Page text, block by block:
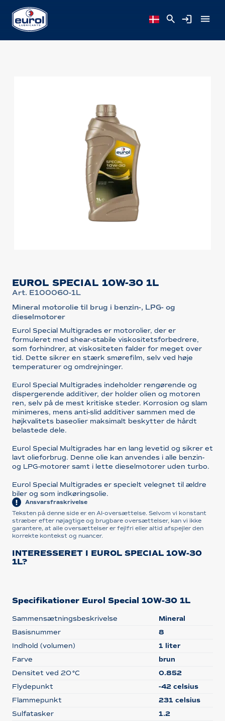
EUROL SPECIAL 10W-30 1L
Art. E100060-1L
Mineral motorolie til brug i benzin-, LPG- og
dieselmotorer
Eurol Special Multigrades er motorolier, der er
formuleret med shear-stabile viskositetsforbedrere,
som forhindrer, at viskositeten falder for meget over
tid. Dette sikrer en stærk smørefilm, selv ved høje
temperaturer og omdrejninger.
Eurol Special Multigrades indeholder rengørende og
dispergerende additiver, der holder olien og motoren
ren, selv på de mest kritiske steder. Korrosion og slam
minimeres, mens anti-slid additiver sammen med de
højkvalitets baseolier maksimalt beskytter de hårdt
belastede dele.
Eurol Special Multigrades har en lang levetid og sikrer et
lavt olieforbrug. Denne olie kan anvendes i alle benzin-
og LPG-motorer samt i lette dieselmotorer uden turbo.
Eurol Special Multigrades er specielt velegnet til ældre
biler og som indkøringsolie.
Ansvarsfraskrivelse
Teksten på denne side er en AI-oversættelse. Selvom vi konstant
stræber efter nøjagtige og brugbare oversættelser, kan vi ikke
garantere, at alle oversættelser er fejlfri eller altid afspejler den
korrekte kontekst og nuancer.
INTERESSERET I EUROL SPECIAL 10W-30
1L?
Specifikationer Eurol Special 10W-30 1L
Sammensætningsbeskrivelse
Mineral
Basisnummer
8
Indhold (volumen)
1 liter
Farve
brun
Densitet ved 20 °C
0.852
Flydepunkt
-42 celsius
Flammepunkt
231 celsius
Sulfatasker
1.2